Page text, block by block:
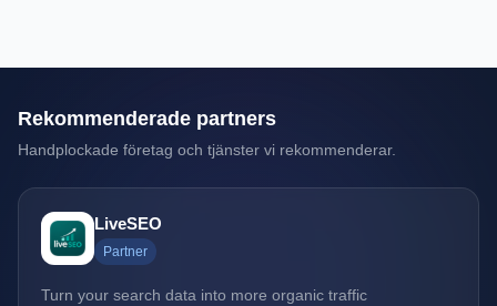
Rekommenderade partners
Handplockade företag och tjänster vi rekommenderar.
LiveSEO
Partner
Turn your search data into more organic traffic